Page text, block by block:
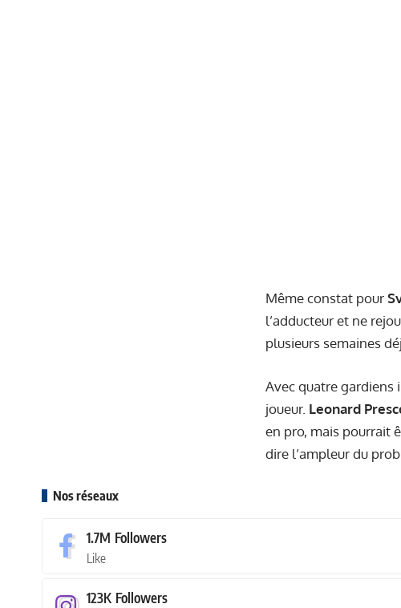
Même constat pour
l’adducteur et ne
plusieurs semaines
Avec quatre gardiens
joueur. Leonard
en pro, mais pourrait
dire l’ampleur du
Nos réseaux
1.7M Followers
Like
123K Followers